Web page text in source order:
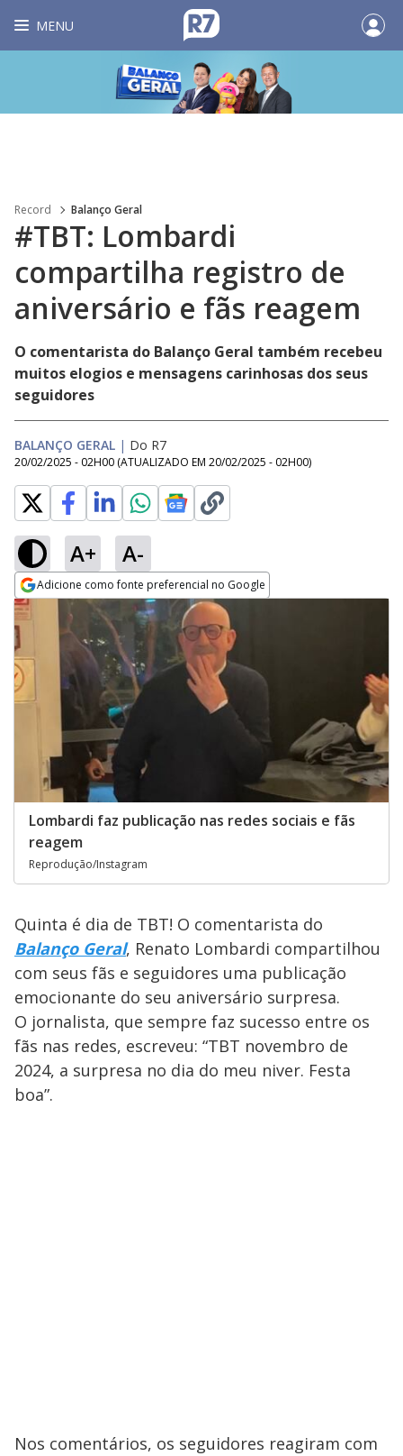
MENU
Record Balanço Geral
#TBT: Lombardi
compartilha registro de
aniversário e fãs reagem
O comentarista do Balanço Geral também recebeu
muitos elogios e mensagens carinhosas dos seus
seguidores
BALANÇO GERAL | Do R7
20/02/2025 - 02H00 (ATUALIZADO EM 20/02/2025 - 02H00)
A+ A-
Adicione como fonte preferencial no Google
Opens in new window
Lombardi faz publicação nas redes sociais e fãs
reagem
Reprodução/Instagram
Quinta é dia de TBT! O comentarista do
Balanço Geral, Renato Lombardi compartilhou
com seus fãs e seguidores uma publicação
emocionante do seu aniversário surpresa.
O jornalista, que sempre faz sucesso entre os
fãs nas redes, escreveu: “TBT novembro de
2024, a surpresa no dia do meu niver. Festa
boa”.
Nos comentários, os seguidores reagiram com